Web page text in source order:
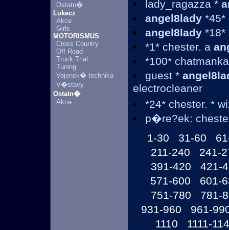
Ostatn�
Lukecz
Akce
Girls
MOTORISMUS
Cross Country
Off Road
Truck Trial
Tuning
Vojensk� technika
V�stavy
Ostatn�
Akce
lady_ragazza *
angel8lady *45*
angel8lady *18*
*1* chester. a
*100*
guest *
electrocleaner
*24* chester. *
p�re?ek:
1-30
31-60
211-240
241-
391-420
421-
571-600
601-
751-780
781-
931-960
961-
1110
1111-